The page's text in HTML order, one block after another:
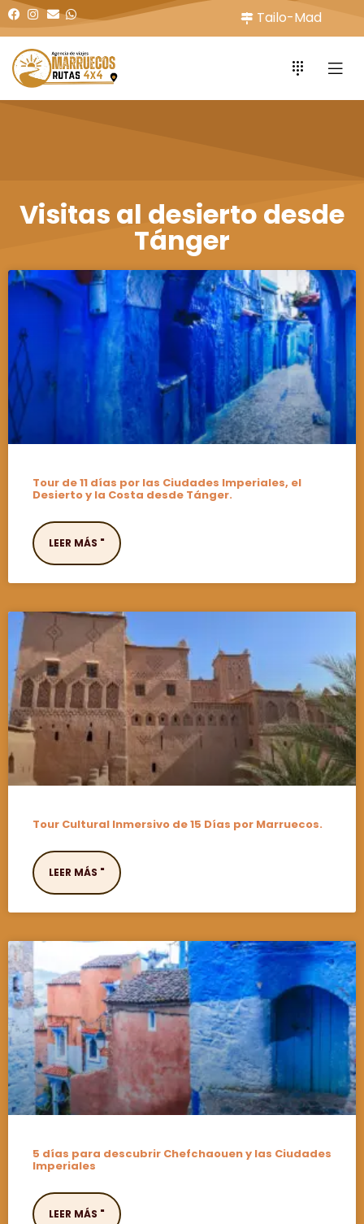
Tailo-Mad
Visitas al desierto desde
Tánger
Tour de 11 días por las Ciudades Imperiales, el
Desierto y la Costa desde Tánger.
LEER MÁS "
Tour Cultural Inmersivo de 15 Días por Marruecos.
LEER MÁS "
5 días para descubrir Chefchaouen y las Ciudades
Imperiales
LEER MÁS "